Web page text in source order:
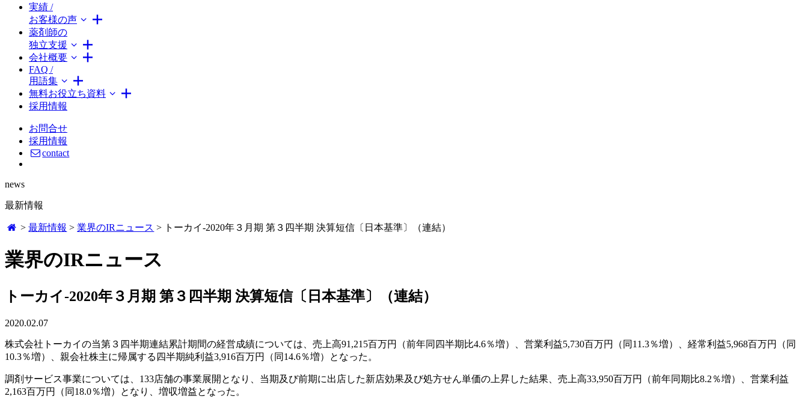
実績 /
お客様の声
薬剤師の
独立支援
会社概要
FAQ /
用語集
無料お役立ち資料
採用情報
お問合せ
採用情報
contact
news
最新情報
>最新情報 >業界のIRニュース > トーカイ-2020年３月期 第３四半期 決算短信〔日本基準〕（連結）
業界のIRニュース
トーカイ-2020年３月期 第３四半期 決算短信〔日本基準〕（連結）
2020.02.07
株式会社トーカイの当第３四半期連結累計期間の経営成績については、売上高91,215百万円（前年同四半期比4.6％増）、営業利益5,730百万円（同11.3％増）、経常利益5,968百万円（同
10.3％増）、親会社株主に帰属する四半期純利益3,916百万円（同14.6％増）となった。
調剤サービス事業については、133店舗の事業展開となり、当期及び前期に出店した新店効果及び処方せん単価の上昇した結果、売上高33,950百万円（前年同期比8.2％増）、営業利益
2,163百万円（同18.0％増）となり、増収増益となった。